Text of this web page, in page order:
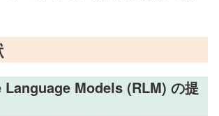
Models (RLM) の提